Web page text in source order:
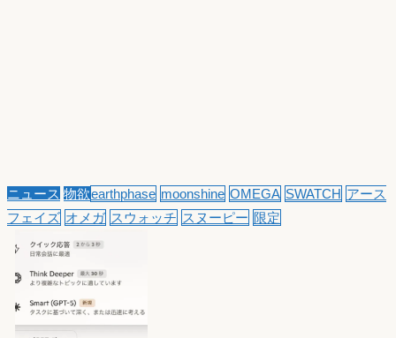
ニュース 物欲earthphase moonshine OMEGA SWATCH アース
フェイズ オメガ スウォッチ スヌーピー 限定